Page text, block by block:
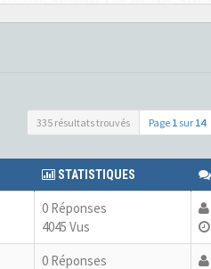
335 résultats trouvés Page 1 sur 14
STATISTIQUES
0 Réponses
4045 Vus
0 Réponses